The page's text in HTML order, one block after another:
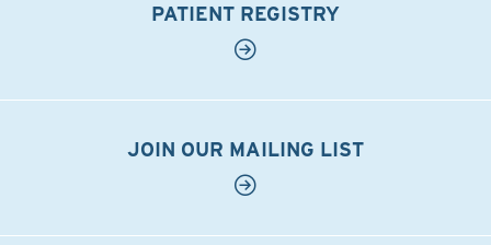
PATIENT REGISTRY
JOIN OUR MAILING LIST